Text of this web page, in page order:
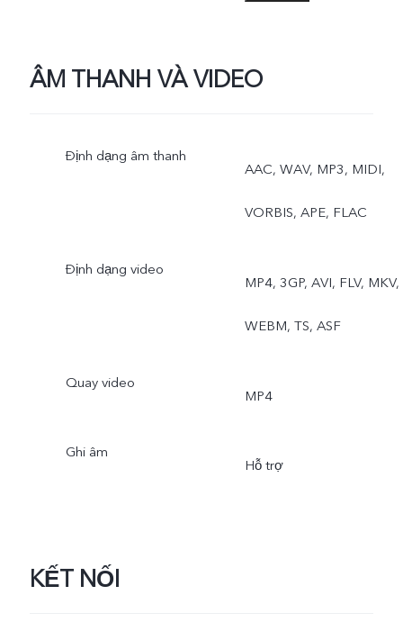
Camera trước: Chụp ảnh,
ÂM THANH VÀ VIDEO
Định dạng âm thanh
AAC, WAV, MP3, MIDI,
VORBIS, APE, FLAC
Định dạng video
MP4, 3GP, AVI, FLV, MKV,
WEBM, TS, ASF
Quay video
MP4
Ghi âm
Hỗ trợ
KẾT NỐI